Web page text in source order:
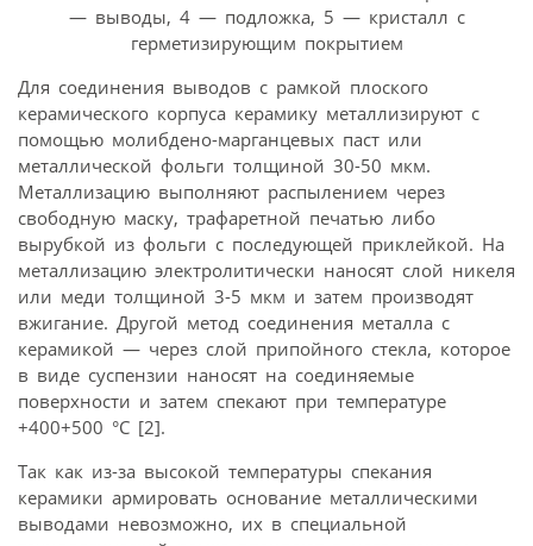
— выводы, 4 — подложка, 5 — кристалл с
герметизирующим покрытием
Для соединения выводов с рамкой плоского
керамического корпуса керамику металлизируют с
помощью молибдено-марганцевых паст или
металлической фольги толщиной 30-50 мкм.
Металлизацию выполняют распылением через
свободную маску, трафаретной печатью либо
вырубкой из фольги с последующей приклейкой. На
металлизацию электролитически наносят слой никеля
или меди толщиной 3-5 мкм и затем производят
вжигание. Другой метод соединения металла с
керамикой — через слой припойного стекла, которое
в виде суспензии наносят на соединяемые
поверхности и затем спекают при температуре
+400+500 °С [2].
Так как из-за высокой температуры спекания
керамики армировать основание металлическими
выводами невозможно, их в специальной